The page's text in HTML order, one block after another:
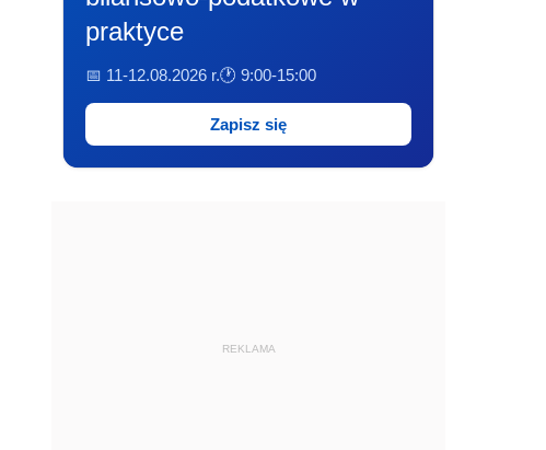
praktyce
📅 11-12.08.2026 r.🕐 9:00-15:00
Zapisz się
REKLAMA